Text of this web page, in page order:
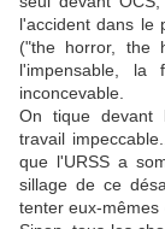
l'accident dans le
("the horror, the
l'impensable, la
inconcevable.
On tique devant
travail
que l'URSS a
sillage de ce
tenter eux-mêmes